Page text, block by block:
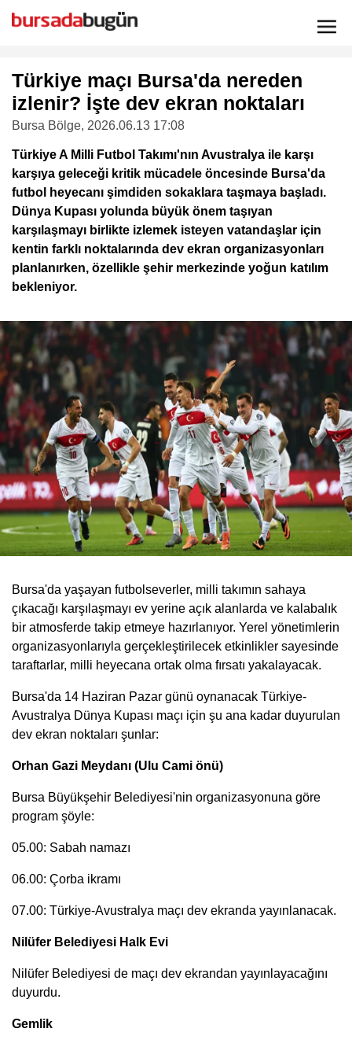
Türkiye maçı Bursa'da nereden
izlenir? İşte dev ekran noktaları
Bursa Bölge, 2026.06.13 17:08
Türkiye A Milli Futbol Takımı'nın Avustralya ile karşı
karşıya geleceği kritik mücadele öncesinde Bursa'da
futbol heyecanı şimdiden sokaklara taşmaya başladı.
Dünya Kupası yolunda büyük önem taşıyan
karşılaşmayı birlikte izlemek isteyen vatandaşlar için
kentin farklı noktalarında dev ekran organizasyonları
planlanırken, özellikle şehir merkezinde yoğun katılım
bekleniyor.
Bursa'da yaşayan futbolseverler, milli takımın sahaya
çıkacağı karşılaşmayı ev yerine açık alanlarda ve kalabalık
bir atmosferde takip etmeye hazırlanıyor. Yerel yönetimlerin
organizasyonlarıyla gerçekleştirilecek etkinlikler sayesinde
taraftarlar, milli heyecana ortak olma fırsatı yakalayacak.
Bursa'da 14 Haziran Pazar günü oynanacak Türkiye-
Avustralya Dünya Kupası maçı için şu ana kadar duyurulan
dev ekran noktaları şunlar:
Orhan Gazi Meydanı (Ulu Cami önü)
Bursa Büyükşehir Belediyesi'nin organizasyonuna göre
program şöyle:
05.00: Sabah namazı
06.00: Çorba ikramı
07.00: Türkiye-Avustralya maçı dev ekranda yayınlanacak.
Nilüfer Belediyesi Halk Evi
Nilüfer Belediyesi de maçı dev ekrandan yayınlayacağını
duyurdu.
Gemlik